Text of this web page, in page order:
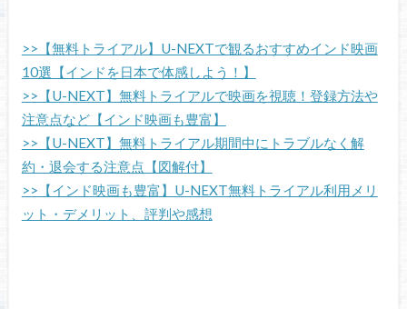
>>【無料トライアル】U-NEXTで観るおすすめインド映画
10選【インドを日本で体感しよう！】
>>【U-NEXT】無料トライアルで映画を視聴！登録方法や
注意点など【インド映画も豊富】
>>【U-NEXT】無料トライアル期間中にトラブルなく解
約・退会する注意点【図解付】
>>【インド映画も豊富】U-NEXT無料トライアル利用メリ
ット・デメリット、評判や感想